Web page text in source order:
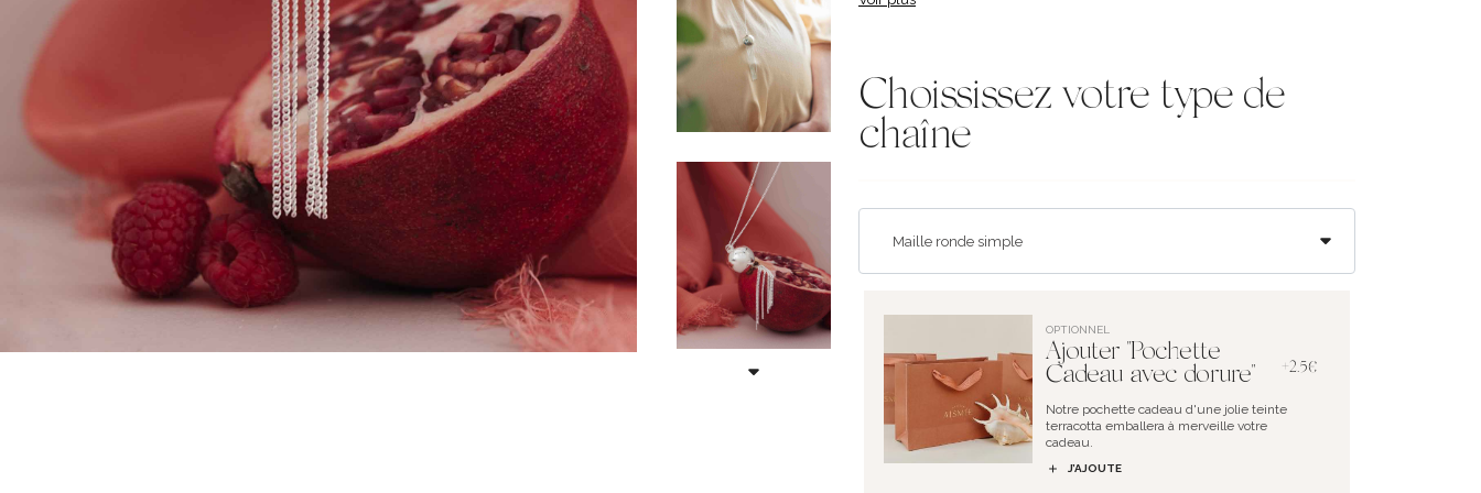
Choississez votre type de
chaîne
OPTIONNEL
Ajouter "Pochette
Cadeau avec dorure"
+2.5€
Notre pochette cadeau d'une jolie teinte
terracotta emballera à merveille votre
cadeau.
J’AJOUTE